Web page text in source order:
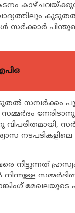
കൂടുതല്‍
സര്‍ക്കാര്‍
നീട്ടുന്നത്
സമ്മര്‍ദിത